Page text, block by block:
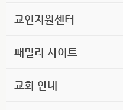
교인지원센터
패밀리 사이트
교회 안내